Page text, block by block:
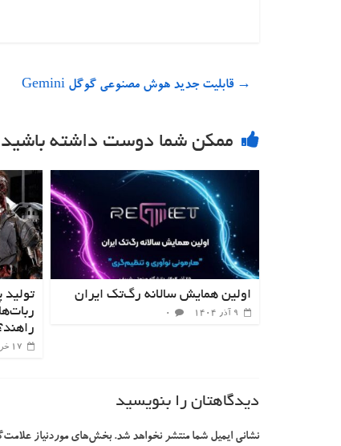
→ قابلیت جدید هوش مصنوعی گوگل Gemini
ممکن شما دوست داشته باشید
اولین همایش سالانه رگ‌تک ایران
۹ آذر ۱۴۰۴ ۰
۱۷ خرداد ۱۴۰۲
دیدگاهتان را بنویسید
نشانی ایمیل شما منتشر نخواهد شد. بخش‌های موردنیاز